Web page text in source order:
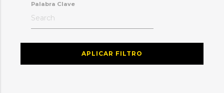
Palabra Clave
APLICAR FILTRO